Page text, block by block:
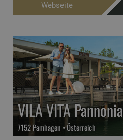
Webseite
VILA VITA Pannonia
7152 Pamhagen • Österreich